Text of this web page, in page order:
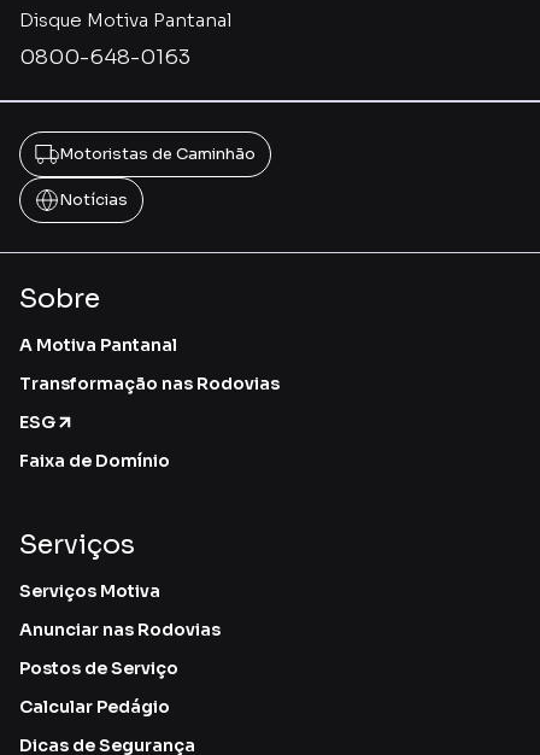
Disque Motiva Pantanal
0800-648-0163
Motoristas de Caminhão
Notícias
Sobre
A Motiva Pantanal
Transformação nas Rodovias
ESG
Faixa de Domínio
Serviços
Serviços Motiva
Anunciar nas Rodovias
Postos de Serviço
Calcular Pedágio
Dicas de Segurança